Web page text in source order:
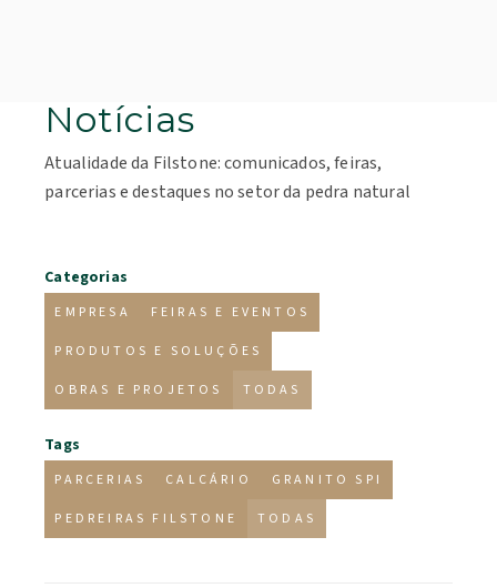
Notícias
Atualidade da Filstone: comunicados, feiras,
parcerias e destaques no setor da pedra natural
Categorias
EMPRESA FEIRAS E EVENTOS
PRODUTOS E SOLUÇÕES
OBRAS E PROJETOS TODAS
Tags
PARCERIAS CALCÁRIO GRANITO SPI
PEDREIRAS FILSTONE TODAS